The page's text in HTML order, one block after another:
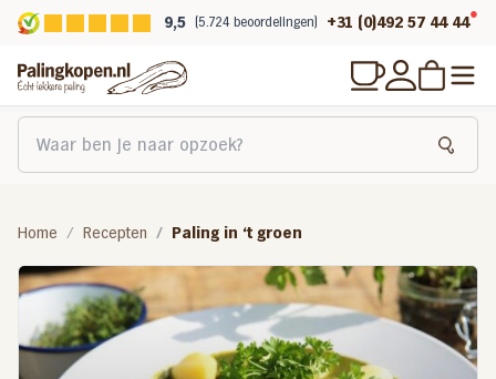
9,5 (5.724 beoordelingen) +31 (0)492 57 44 44
Home Recepten Paling in ‘t groen